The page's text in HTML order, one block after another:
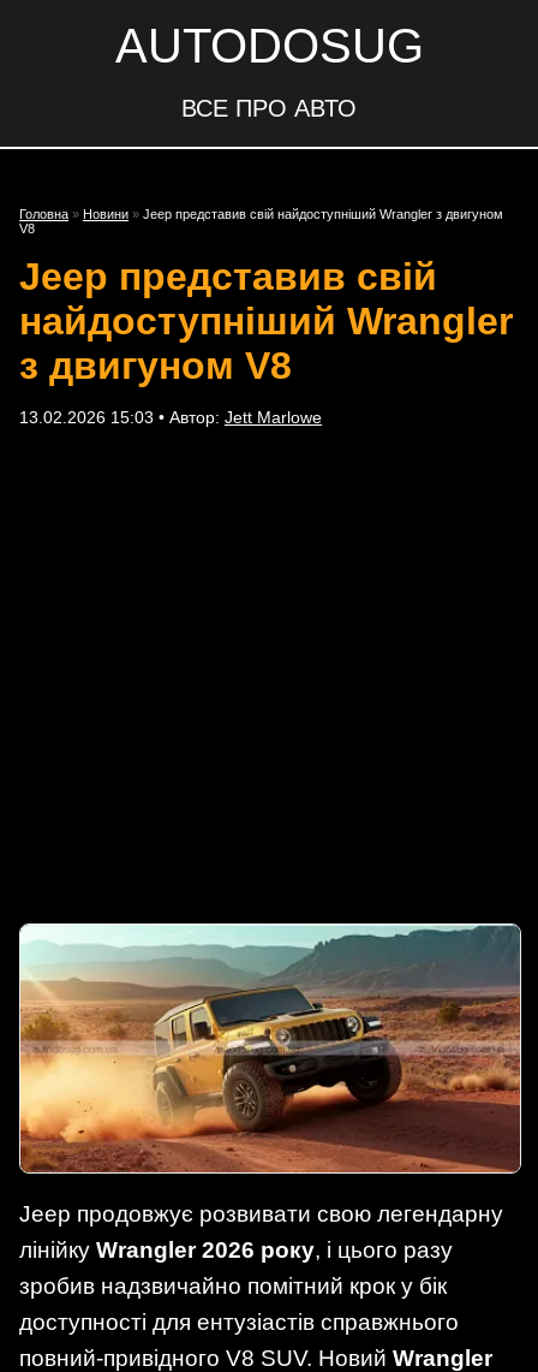
AUTODOSUG
ВСЕ ПРО АВТО
Головна » Новини » Jeep представив свій найдоступніший Wrangler з двигуном
V8
Jeep представив свій
найдоступніший Wrangler
з двигуном V8
13.02.2026 15:03 • Автор: Jett Marlowe
Jeep продовжує розвивати свою легендарну
лінійку Wrangler 2026 року, і цього разу
зробив надзвичайно помітний крок у бік
доступності для ентузіастів справжнього
повний-привідного V8 SUV. Новий Wrangler